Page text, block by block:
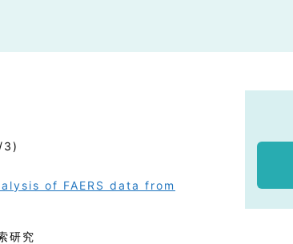
3)
of FAERS data from
研究